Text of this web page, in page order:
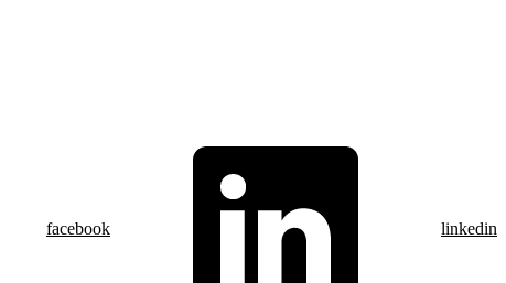
facebook linkedin